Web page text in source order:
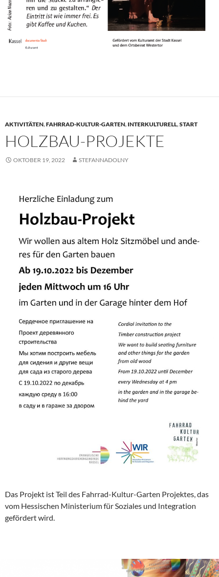
AKTIVITÄTEN,FAHRRAD-KULTUR-GARTEN, INTERKULTURELL,START
HOLZBAU-PROJEKTE
OKTOBER 19, 2022 STEFANNADOLNY
Das Projekt ist Teil des Fahrrad-Kultur-Garten Projektes, das
vom Hessischen Ministerium für Soziales und Integration
gefördert wird.